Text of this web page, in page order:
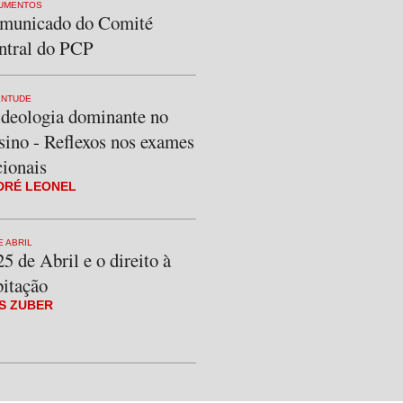
do Comité
do PCP
dominante no
- Reflexos nos exames
LEONEL
ABRIL
de Abril e o direito à
ZUBER